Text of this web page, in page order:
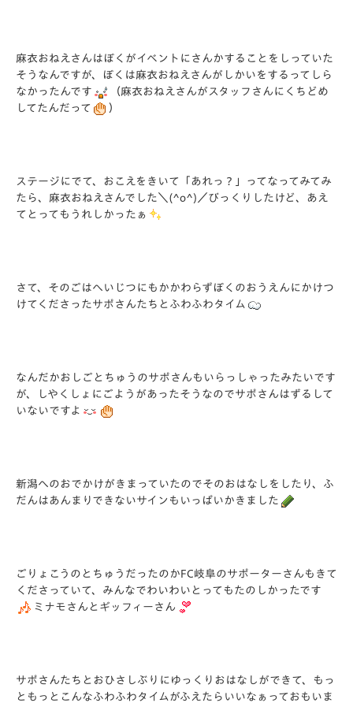
麻衣おねえさんはぼくがイベントにさんかすることをしっていた
そうなんですが、ぼくは麻衣おねえさんがしかいをするってしら
なかったんです
（麻衣おねえさんがスタッフさんにくちどめ
してたんだって
）
ステージにでて、おこえをきいて「あれっ？」ってなってみてみ
たら、麻衣おねえさんでした＼(^o^)／びっくりしたけど、あえ
てとってもうれしかったぁ
さて、そのごはへいじつにもかかわらずぼくのおうえんにかけつ
けてくださったサポさんたちとふわふわタイム
なんだかおしごとちゅうのサポさんもいらっしゃったみたいです
が、しやくしょにごようがあったそうなのでサポさんはずるして
いないですよ
新潟へのおでかけがきまっていたのでそのおはなしをしたり、ふ
だんはあんまりできないサインもいっぱいかきました
ごりょこうのとちゅうだったのかFC岐阜のサポーターさんもきて
くださっていて、みんなでわいわいとってもたのしかったです
ミナモさんとギッフィーさん
サポさんたちとおひさしぶりにゆっくりおはなしができて、もっ
ともっとこんなふわふわタイムがふえたらいいなぁっておもいま